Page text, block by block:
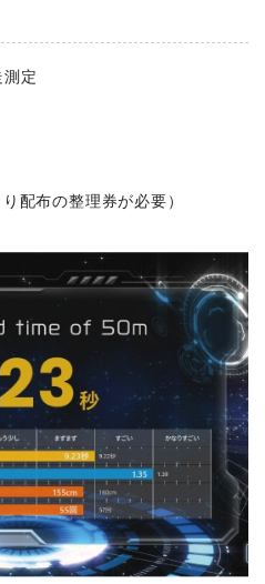
定
配布の整理券が必要）